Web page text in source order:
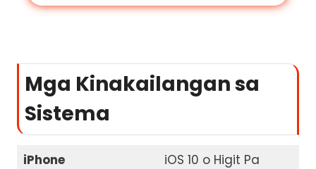
Mga Kinakailangan sa
Sistema
iPhone
iOS 10 o Higit Pa